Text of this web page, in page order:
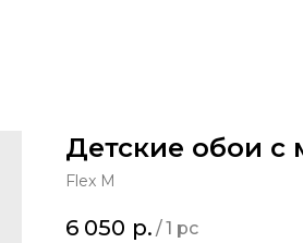
Детские обои с
Flex M
6 050 р. /1 pc